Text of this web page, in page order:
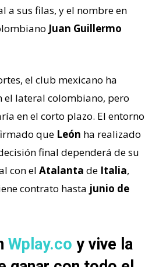
a sus filas, y el nombre en
Juan Guillermo
el club mexicano ha
el lateral colombiano, pero
en el corto plazo. El entorno
que León ha realizado
final dependerá de su
con el Atalanta de Italia,
contrato hasta junio de
Wplay.co y vive la